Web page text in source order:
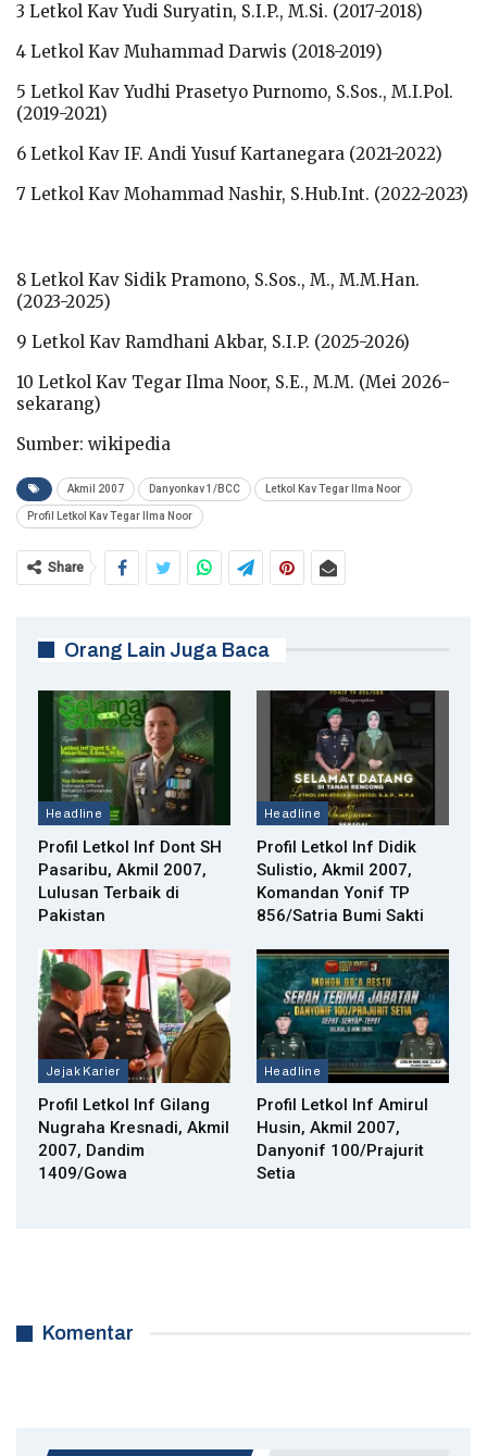
3 Letkol Kav Yudi Suryatin, S.I.P., M.Si. (2017-2018)
4 Letkol Kav Muhammad Darwis (2018-2019)
5 Letkol Kav Yudhi Prasetyo Purnomo, S.Sos., M.I.Pol.
(2019-2021)
6 Letkol Kav IF. Andi Yusuf Kartanegara (2021-2022)
7 Letkol Kav Mohammad Nashir, S.Hub.Int. (2022-2023)
8 Letkol Kav Sidik Pramono, S.Sos., M., M.M.Han.
(2023-2025)
9 Letkol Kav Ramdhani Akbar, S.I.P. (2025-2026)
10 Letkol Kav Tegar Ilma Noor, S.E., M.M. (Mei 2026-
sekarang)
Sumber: wikipedia
Akmil 2007 Danyonkav 1/BCC Letkol Kav Tegar Ilma Noor
Profil Letkol Kav Tegar Ilma Noor
Share
Orang Lain Juga Baca
Headline
Profil Letkol Inf Dont SH
Pasaribu, Akmil 2007,
Lulusan Terbaik di
Pakistan
Headline
Profil Letkol Inf Didik
Sulistio, Akmil 2007,
Komandan Yonif TP
856/Satria Bumi Sakti
Jejak Karier
Profil Letkol Inf Gilang
Nugraha Kresnadi, Akmil
2007, Dandim
1409/Gowa
Headline
Profil Letkol Inf Amirul
Husin, Akmil 2007,
Danyonif 100/Prajurit
Setia
Komentar